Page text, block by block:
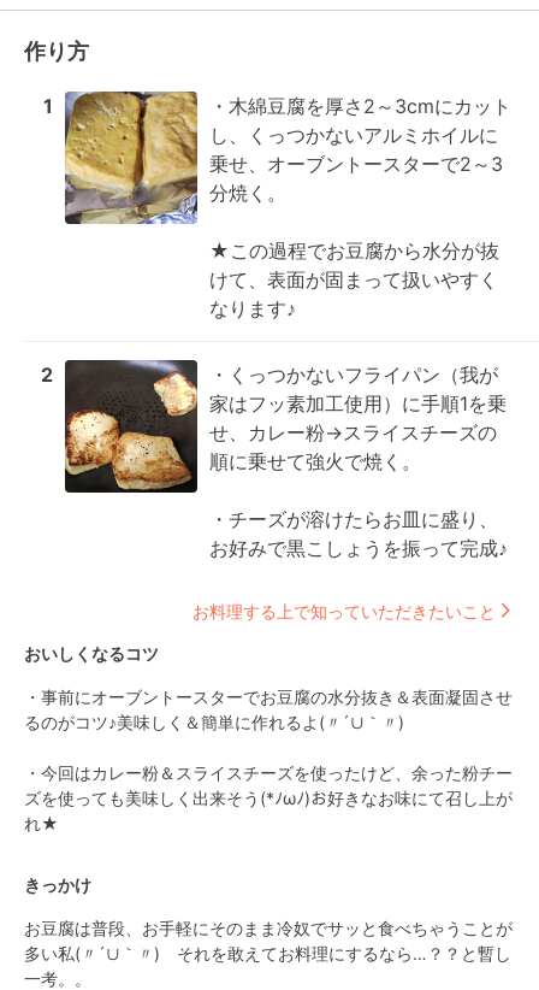
作り方
1
・木綿豆腐を厚さ2～3cmにカット
し、くっつかないアルミホイルに
乗せ、オーブントースターで2～3
分焼く。
★この過程でお豆腐から水分が抜
けて、表面が固まって扱いやすく
なります♪
2
・くっつかないフライパン（我が
家はフッ素加工使用）に手順1を乗
せ、カレー粉→スライスチーズの
順に乗せて強火で焼く。
・チーズが溶けたらお皿に盛り、
お好みで黒こしょうを振って完成♪
お料理する上で知っていただきたいこと
おいしくなるコツ
・事前にオーブントースターでお豆腐の水分抜き＆表面凝固させ
るのがコツ♪美味しく＆簡単に作れるよ(〃´∪｀〃)ゞ
・今回はカレー粉＆スライスチーズを使ったけど、余った粉チー
ズを使っても美味しく出来そう(*ﾉωﾉ)お好きなお味にて召し上が
れ★
きっかけ
お豆腐は普段、お手軽にそのまま冷奴でサッと食べちゃうことが
多い私(〃´∪｀〃)ゞそれを敢えてお料理にするなら…？？と暫し
一考。。